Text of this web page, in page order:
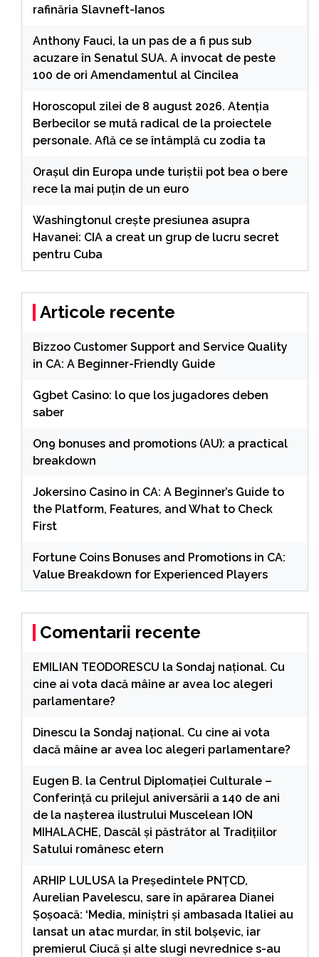
rafinăria Slavneft-Ianos
Anthony Fauci, la un pas de a fi pus sub
acuzare în Senatul SUA. A invocat de peste
100 de ori Amendamentul al Cincilea
Horoscopul zilei de 8 august 2026. Atenția
Berbecilor se mută radical de la proiectele
personale. Află ce se întâmplă cu zodia ta
Orașul din Europa unde turiștii pot bea o bere
rece la mai puțin de un euro
Washingtonul creşte presiunea asupra
Havanei: CIA a creat un grup de lucru secret
pentru Cuba
Articole recente
Bizzoo Customer Support and Service Quality
in CA: A Beginner-Friendly Guide
Ggbet Casino: lo que los jugadores deben
saber
On9 bonuses and promotions (AU): a practical
breakdown
Jokersino Casino in CA: A Beginner’s Guide to
the Platform, Features, and What to Check
First
Fortune Coins Bonuses and Promotions in CA:
Value Breakdown for Experienced Players
Comentarii recente
EMILIAN TEODORESCU la Sondaj național. Cu
cine ai vota dacă mâine ar avea loc alegeri
parlamentare?
Dinescu la Sondaj național. Cu cine ai vota
dacă mâine ar avea loc alegeri parlamentare?
Eugen B. la Centrul Diplomației Culturale –
Conferință cu prilejul aniversării a 140 de ani
de la nașterea ilustrului Muscelean ION
MIHALACHE, Dascăl și păstrător al Tradițiilor
Satului românesc etern
ARHIP LULUSA la Președintele PNȚCD,
Aurelian Pavelescu, sare în apărarea Dianei
Șoșoacă: ‘Media, miniștri și ambasada Italiei au
lansat un atac murdar, în stil bolșevic, iar
premierul Ciucă și alte slugi nevrednice s-au